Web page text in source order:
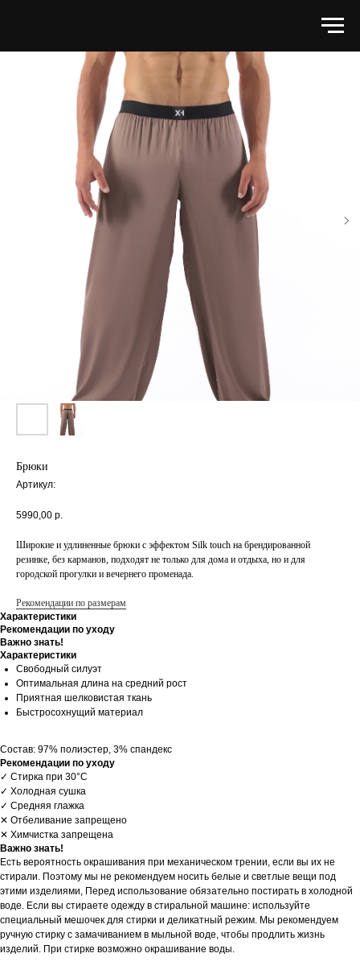
Брюки
Артикул:
5990,00 р.
Широкие и удлиненные брюки с эффектом Silk touch на брендированной
резинке, без карманов, подходят не только для дома и отдыха, но и для
городской прогулки и вечернего променада.
Рекомендации по размерам
Характеристики
Рекомендации по уходу
Важно знать!
Характеристики
Свободный силуэт
Оптимальная длина на средний рост
Приятная шелковистая ткань
Быстросохнущий материал
Состав: 97% полиэстер, 3% спандекс
Рекомендации по уходу
✓ Стирка при 30°С
✓ Холодная сушка
✓ Средняя глажка
✕ Отбеливание запрещено
✕ Химчистка запрещена
Важно знать!
Есть вероятность окрашивания при механическом трении, если вы их не
стирали. Поэтому мы не рекомендуем носить белые и светлые вещи под
этими изделиями, Перед использование обязательно постирать в холодной
воде. Если вы стираете одежду в стиральной машине: используйте
специальный мешочек для стирки и деликатный режим. Мы рекомендуем
ручную стирку с замачиванием в мыльной воде, чтобы продлить жизнь
изделий. При стирке возможно окрашивание воды.